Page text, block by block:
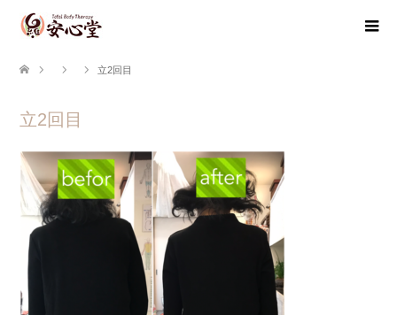
立2回目
立2回目